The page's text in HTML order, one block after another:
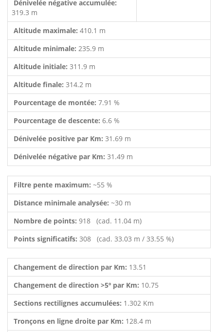
Dénivelée négative accumulée:
319.3 m
Altitude maximale: 410.1 m
Altitude minimale: 235.9 m
Altitude initiale: 311.9 m
Altitude finale: 314.2 m
Pourcentage de montée: 7.91 %
Pourcentage de descente: 6.6 %
Dénivelée positive par Km: 31.69 m
Dénivelée négative par Km: 31.49 m
Filtre pente maximum: ~55 %
Distance minimale analysée: ~30 m
Nombre de points: 918 (cad. 11.04 m)
Points significatifs: 308 (cad. 33.03 m / 33.55 %)
Changement de direction par Km: 13.51
Changement de direction >5º par Km: 10.75
Sections rectilignes accumulées: 1.302 Km
Tronçons en ligne droite par Km: 128.4 m